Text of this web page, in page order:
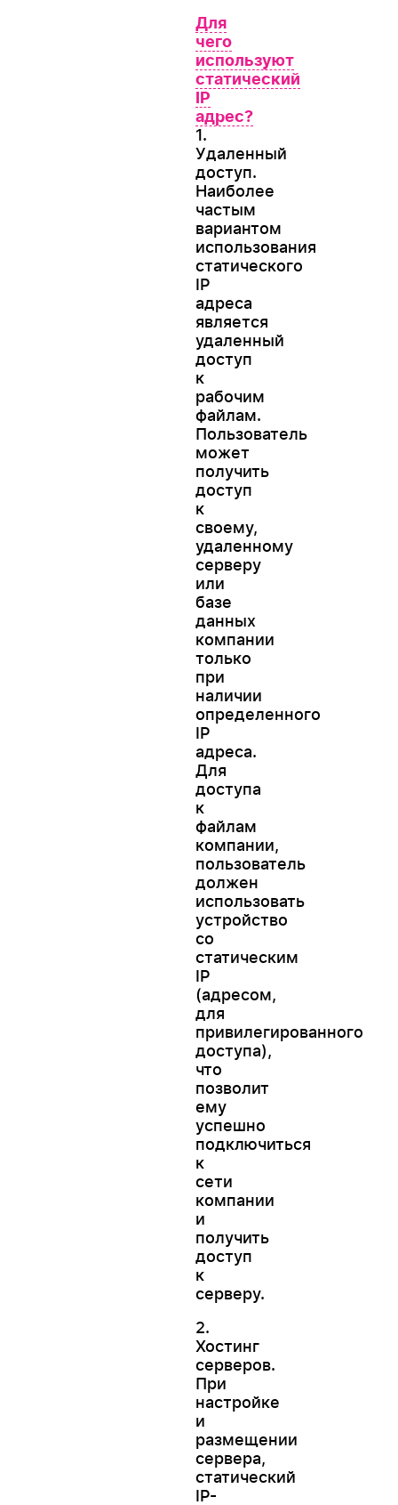
Для
чего
используют
статический
IP
адрес?
1.
Удаленный
доступ.
Наиболее
частым
вариантом
использования
статического
IP
адреса
является
удаленный
доступ
к
рабочим
файлам.
Пользователь
может
получить
доступ
к
своему,
удаленному
серверу
или
базе
данных
компании
только
при
наличии
определенного
ІР
адреса.
Для
доступа
к
файлам
компании,
пользователь
должен
использовать
устройство
со
статическим
IP
(адресом,
для
привилегированного
доступа),
что
позволит
ему
успешно
подключиться
к
сети
компании
и
получить
доступ
к
серверу.
2.
Хостинг
серверов.
При
настройке
и
размещении
сервера,
статический
IP-